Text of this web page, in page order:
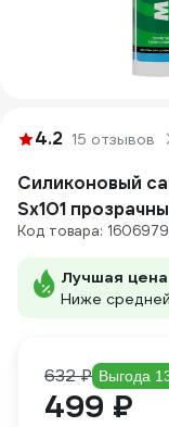
4.2 15 отзывов
Силиконовый
Sх101
Код товара:
Лучшая цена
Ниже
632 ₽ Выгода
499 ₽